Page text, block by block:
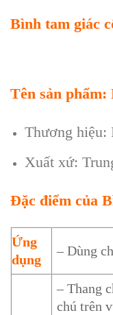
Bình tam giác
Tên sản
Thương hiệu:
Xuất xứ:
Đặc điểm của
Ứng
dụng
– Dùng
– Thang
chú trên